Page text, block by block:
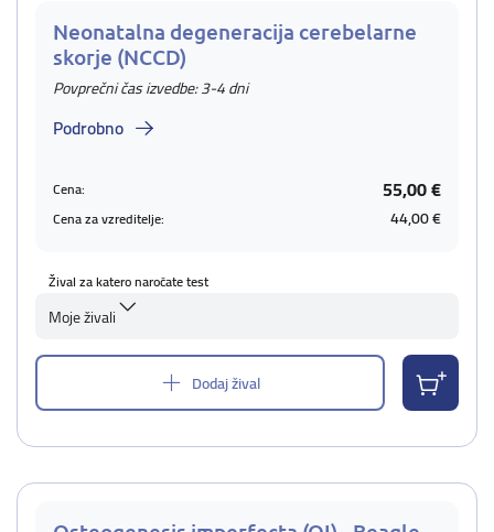
Neonatalna degeneracija cerebelarne
skorje (NCCD)
Povprečni čas izvedbe: 3-4 dni
Podrobno
Cena: 55,00 €
Cena za vzreditelje: 44,00 €
Žival za katero naročate test
Moje živali
Dodaj žival